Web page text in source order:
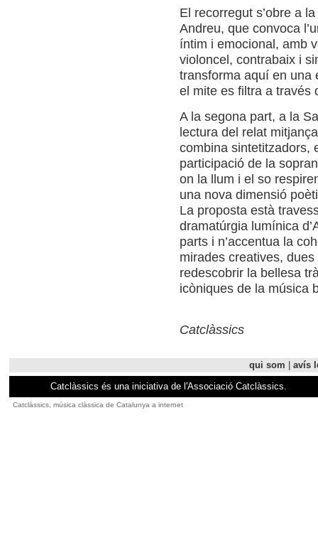
El recorregut s’obre a
Andreu, que convoca
íntim i emocional, amb
violoncel, contrabaix i
transforma aquí en una
el mite es filtra a través
A la segona part, a la
lectura del relat
combina sintetitzadors,
participació de la
on la llum i el so
una nova dimensió
La proposta està
dramatúrgia lumínica
parts i n’accentua la
mirades creatives,
redescobrir la bellesa
icòniques de la música
Catclàssics
qui som
avís
Catclàssics és una iniciativa de l'Associació Catclàssics.
Catclàssics, música clàssica de Catalunya a internet